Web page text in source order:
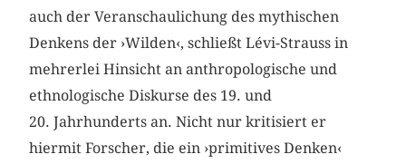
auch der Veranschaulichung des mythischen
Denkens der ›Wilden‹, schließt Lévi-Strauss in
mehrerlei Hinsicht an anthropologische und
ethnologische Diskurse des 19. und
20. Jahrhunderts an. Nicht nur kritisiert er
hiermit Forscher, die ein ›primitives Denken‹